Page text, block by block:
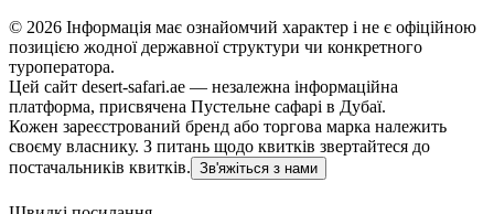
© 2026 Інформація має ознайомчий характер і не є офіційною
позицією жодної державної структури чи конкретного
туроператора.
Цей сайт desert-safari.ae — незалежна інформаційна
платформа, присвячена Пустельне сафарі в Дубаї.
Кожен зареєстрований бренд або торгова марка належить
своєму власнику. З питань щодо квитків звертайтеся до
постачальників квитків. Зв'яжіться з нами